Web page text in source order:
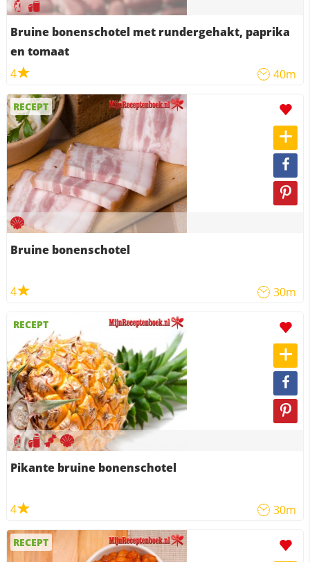
Bruine bonenschotel met rundergehakt, paprika
en tomaat
4
40m
RECEPT
Bruine bonenschotel
4 30m
RECEPT
Pikante bruine bonenschotel
4 30m
RECEPT